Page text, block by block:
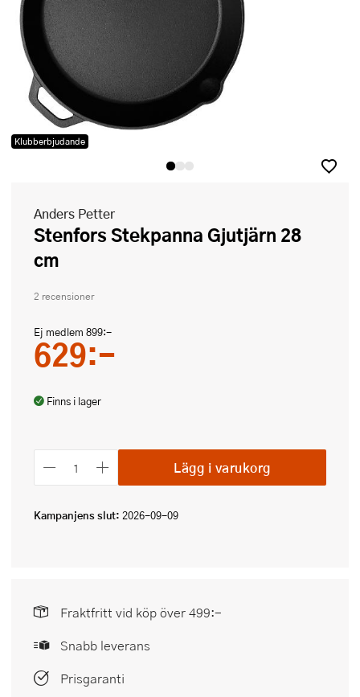
Klubberbjudande
Anders Petter
Stenfors Stekpanna Gjutjärn 28
cm
2 recensioner
Ej medlem 899:-
629:-
Finns i lager
Lägg i varukorg
Kampanjens slut: 2026-09-09
Fraktfritt vid köp över 499:-
Snabb leverans
Prisgaranti